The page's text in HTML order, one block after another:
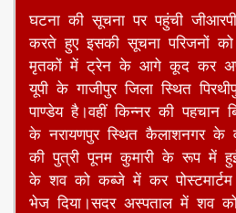
घटना की सूचना पर पहुंची
करते हुए इसकी सूचना परिजनों
मृतकों में ट्रेन के आगे कूद कर
यूपी के गाजीपुर जिला स्थित
पाण्डेय है।वहीं किन्नर की पहचान
के नरायणपुर स्थित कैलाशनगर के
की पुत्री पूनम कुमारी के रूप में
के शव को कब्जे में कर
भेज दिया।सदर अस्पताल में शव को